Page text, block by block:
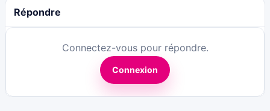
Répondre
Connectez-vous pour répondre.
Connexion